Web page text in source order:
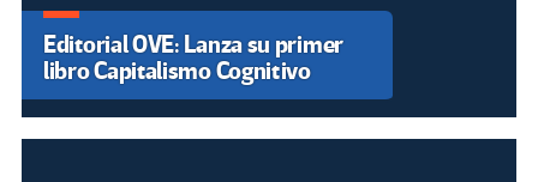
Editorial OVE: Lanza su primer
libro Capitalismo Cognitivo